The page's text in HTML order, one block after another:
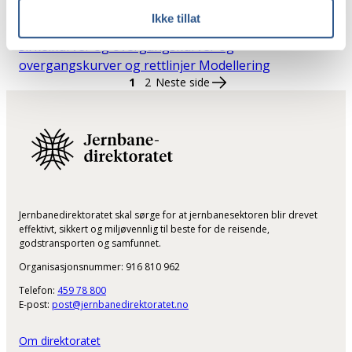
Ikke tillat
beregning av kurveutslag i grensesnittet mellom
sirkelkurver og overgangskurver og
overgangskurver og rettlinjer Modellering
1 2 Neste side
Jernbanedirektoratet skal sørge for at jernbanesektoren blir drevet
effektivt, sikkert og miljøvennlig til beste for de reisende,
godstransporten og samfunnet.
Organisasjonsnummer: 916 810 962
Telefon: 459 78 800
E-post: post@jernbanedirektoratet.no
Om direktoratet